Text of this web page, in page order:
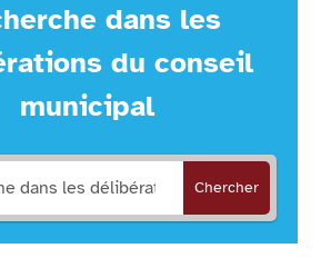
dans les
du conseil
municipal
Chercher